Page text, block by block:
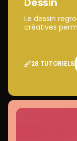
Le dessin
créatives
28 TUTORIELS